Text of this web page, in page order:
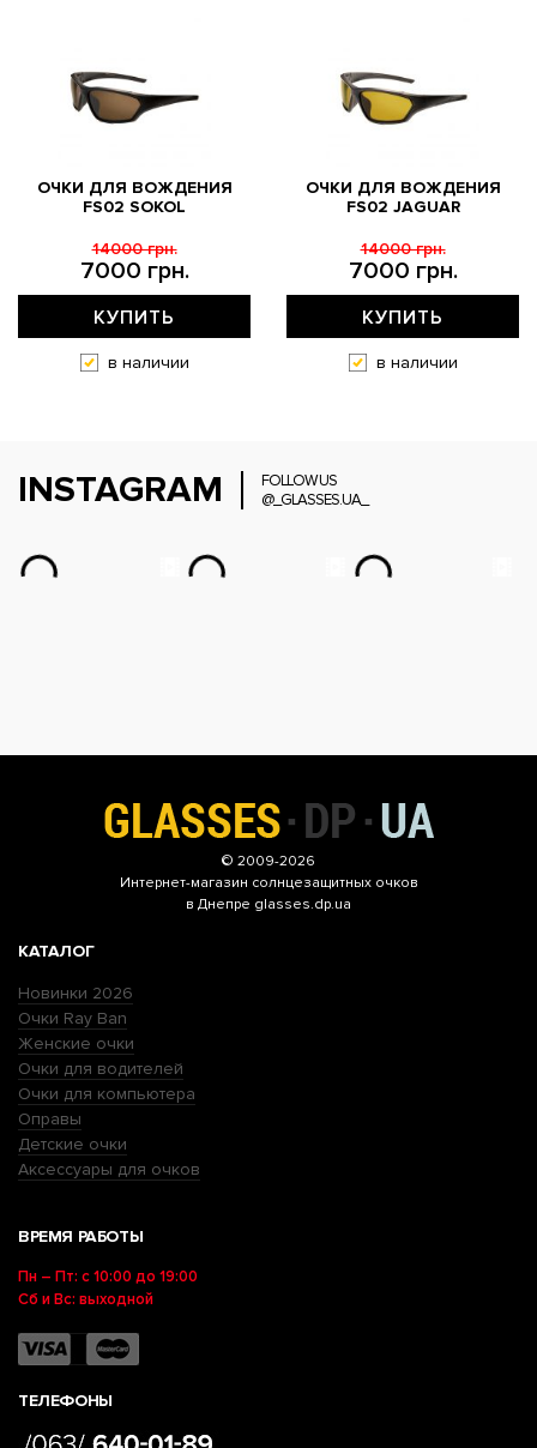
ОЧКИ ДЛЯ ВОЖДЕНИЯ
FS02 SOKOL
7000 грн.
14000 грн.
КУПИТЬ
в наличии
ОЧКИ ДЛЯ ВОЖДЕНИЯ
FS02 JAGUAR
7000 грн.
14000 грн.
КУПИТЬ
в наличии
INSTAGRAM
FOLLOW US
@_GLASSES.UA_
© 2009-2026
Интернет-магазин солнцезащитных очков
в Днепре glasses.dp.ua
КАТАЛОГ
Новинки 2026
Очки Ray Ban
Женские очки
Очки для водителей
Очки для компьютера
Оправы
Детские очки
Аксессуары для очков
ВРЕМЯ РАБОТЫ
Пн – Пт: с 10:00 до 19:00
Сб и Вс: выходной
ТЕЛЕФОНЫ